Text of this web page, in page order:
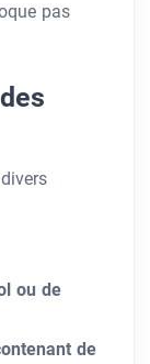
pas
ou de
de